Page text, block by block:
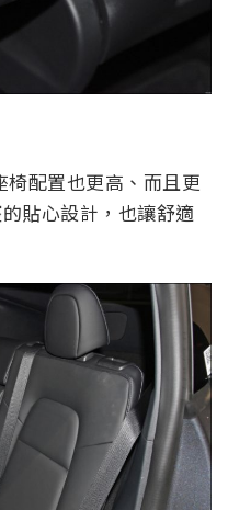
配置也更高、而且更
貼心設計，也讓舒適